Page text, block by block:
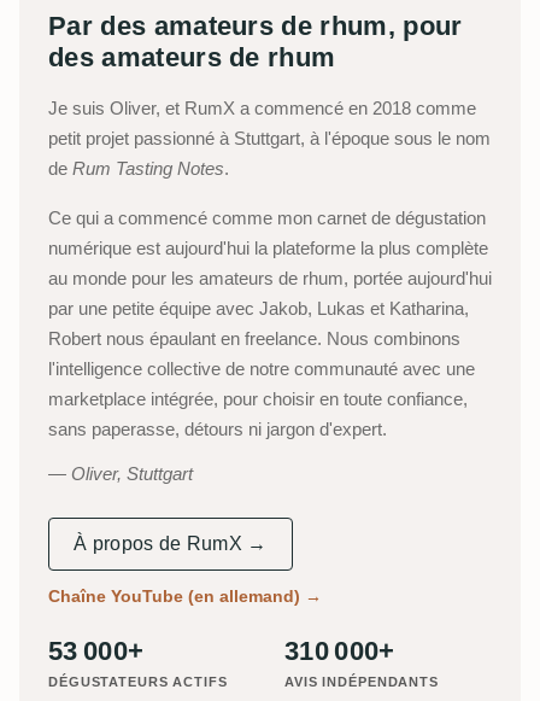
Par des amateurs de rhum, pour
des amateurs de rhum
Je suis Oliver, et RumX a commencé en 2018 comme
petit projet passionné à Stuttgart, à l'époque sous le nom
de Rum Tasting Notes.
Ce qui a commencé comme mon carnet de dégustation
numérique est aujourd'hui la plateforme la plus complète
au monde pour les amateurs de rhum, portée aujourd'hui
par une petite équipe avec Jakob, Lukas et Katharina,
Robert nous épaulant en freelance. Nous combinons
l'intelligence collective de notre communauté avec une
marketplace intégrée, pour choisir en toute confiance,
sans paperasse, détours ni jargon d'expert.
Oliver, Stuttgart
À propos de RumX →
Chaîne YouTube (en allemand) →
53 000+
DÉGUSTATEURS ACTIFS
310 000+
AVIS INDÉPENDANTS